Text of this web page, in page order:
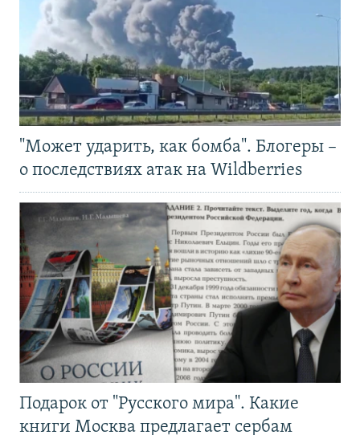
"Может ударить, как бомба". Блогеры –
о последствиях атак на Wildberries
Подарок от "Русского мира". Какие
книги Москва предлагает сербам